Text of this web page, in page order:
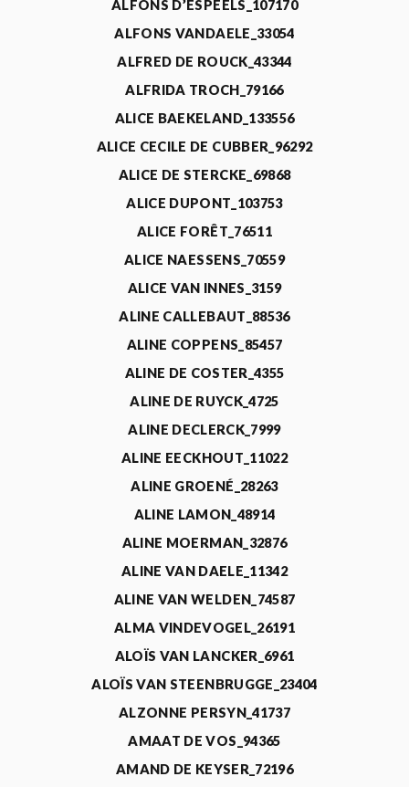
ALFONS D’ESPEELS_107170
ALFONS VANDAELE_33054
ALFRED DE ROUCK_43344
ALFRIDA TROCH_79166
ALICE BAEKELAND_133556
ALICE CECILE DE CUBBER_96292
ALICE DE STERCKE_69868
ALICE DUPONT_103753
ALICE FORÊT_76511
ALICE NAESSENS_70559
ALICE VAN INNES_3159
ALINE CALLEBAUT_88536
ALINE COPPENS_85457
ALINE DE COSTER_4355
ALINE DE RUYCK_4725
ALINE DECLERCK_7999
ALINE EECKHOUT_11022
ALINE GROENÉ_28263
ALINE LAMON_48914
ALINE MOERMAN_32876
ALINE VAN DAELE_11342
ALINE VAN WELDEN_74587
ALMA VINDEVOGEL_26191
ALOÏS VAN LANCKER_6961
ALOÏS VAN STEENBRUGGE_23404
ALZONNE PERSYN_41737
AMAAT DE VOS_94365
AMAND DE KEYSER_72196